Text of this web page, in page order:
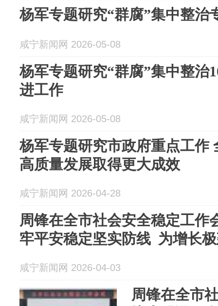
杨军专题研究“群腐”集中整治
咸宁新闻网 2026-05-08
杨军专题研究“群腐”集中整治
进工作
咸宁新闻网 2026-05-08
杨军专题研究市政府重点工作
高质量发展取得更大成效
咸宁新闻网 2026-04-28
周锋在全市社会安全稳定工作
牢平安稳定坚实防线 为增长
咸宁新闻网 2026-04-03
周锋在全市